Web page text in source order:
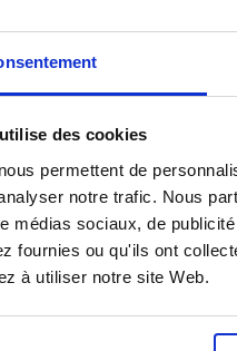
des cookies
permettent de
notre trafic. Nous
médias sociaux, de
fournies ou qu'ils ont
à utiliser notre site Web.